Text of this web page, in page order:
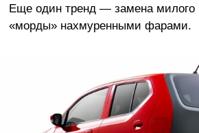
Еще один тренд — замена милого
«морды» нахмуренными фарами.